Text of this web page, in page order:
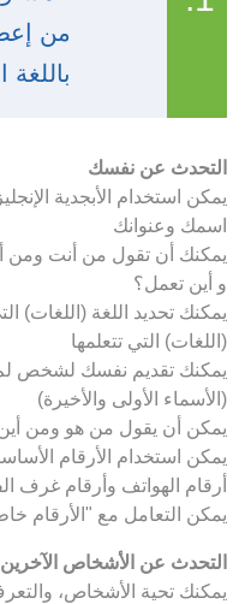
من
باللغة
التحدث عن نفسك
يمكن استخدام الأبجدية
اسمك وعنوانك
يمكنك أن تقول من أنت ومن
و أين تعمل؟
يمكنك تحديد اللغة (اللغات)
(اللغات) التي تتعلمها
يمكنك تقديم نفسك لشخص لم
(الأسماء الأولى والأخيرة)
يمكن أن يقول من هو ومن
أرقام الهواتف وأرقام غرف
يمكن التعامل مع "الأرقام
التحدث عن الأشخاص الآخرين
يمكنك تحية الأشخاص،